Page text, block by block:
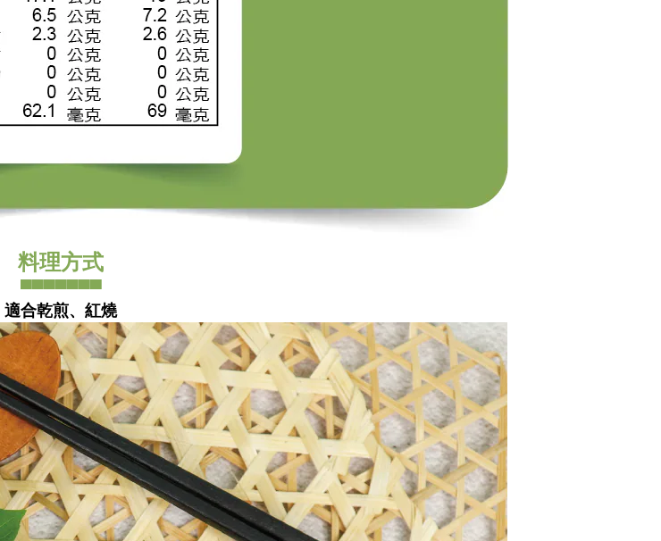
料理方式
▀▀▀▀▀▀▀
適合乾煎、紅燒